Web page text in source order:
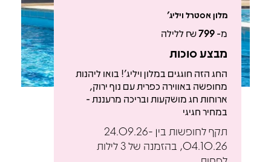
מלון אסטרל ויליג'
מ-799₪ ללילה
מבצע סוכות
החג הזה חוגגים במלון ויליג'! בואו ליהנות
מחופשה באווירה כפרית עם נוף ירוק,
ארוחות חג מושקעות ובריכה מרעננת -
במחיר חגיגי
תקף לחופשות בין 24.09.26-
04.10.26, בהזמנה של 3 לילות